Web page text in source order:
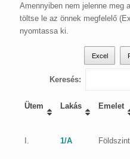
Amennyiben nem jelenne meg
töltse le az önnek megfelelő
nyomtassa ki.
Excel
Keresés:
Ütem Lakás Emelet
I. 1/A Földszint